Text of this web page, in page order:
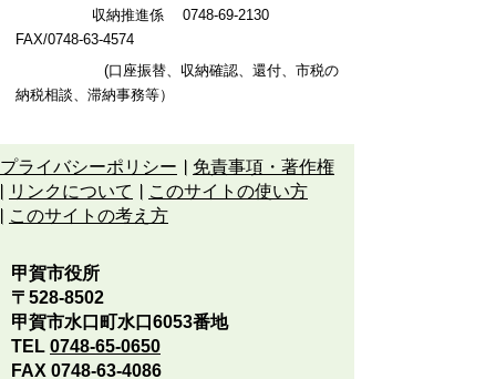
収納推進係
0748-69-2130
FAX/0748-63-4574
(口座振替、収納確認、還付、市税の
納税相談、滞納事務等）
プライバシーポリシー
免責事項・著作権
リンクについて
このサイトの使い方
このサイトの考え方
甲賀市役所
〒528-8502
甲賀市水口町水口6053番地
TEL 0748-65-0650
FAX 0748-63-4086